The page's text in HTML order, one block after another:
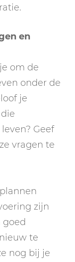
en
om de
onder de
je
Geef
vragen te
zijn
goed
te
nog bij je